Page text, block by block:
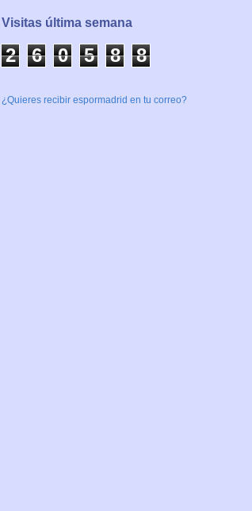
Visitas última semana
2 6 0 5 8 8
¿Quieres recibir espormadrid en tu correo?